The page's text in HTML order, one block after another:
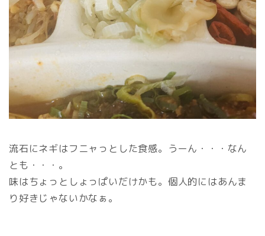
流石にネギはフニャっとした食感。うーん・・・なん
とも・・・。
味はちょっとしょっぱいだけかも。個人的にはあんま
り好きじゃないかなぁ。